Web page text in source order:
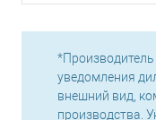
*Производитель
уведомления
внешний вид,
производства.